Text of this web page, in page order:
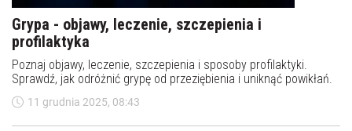
Grypa - objawy, leczenie, szczepienia i
profilaktyka
Poznaj objawy, leczenie, szczepienia i sposoby profilaktyki.
Sprawdź, jak odróżnić grypę od przeziębienia i uniknąć powikłań.
11 grudnia 2025, 08:43